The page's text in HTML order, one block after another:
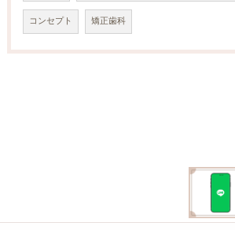
コンセプト 矯正歯科